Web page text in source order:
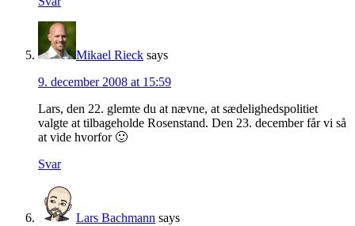
Mikael Rieck says
9. december 2008 at 15:59
Lars, den 22. glemte du at nævne, at sædelighedspolitiet
valgte at tilbageholde Rosenstand. Den 23. december får vi så
at vide hvorfor 🙂
Svar
Lars Bachmann says